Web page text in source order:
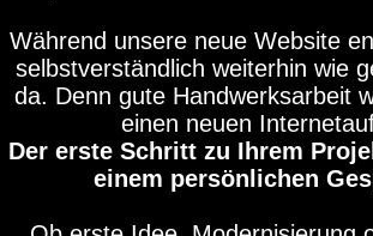
Während unsere neue Website
selbstverständlich weiterhin wie
da. Denn gute Handwerksarbeit
einen neuen
Der erste Schritt zu Ihrem
einem persönlichen